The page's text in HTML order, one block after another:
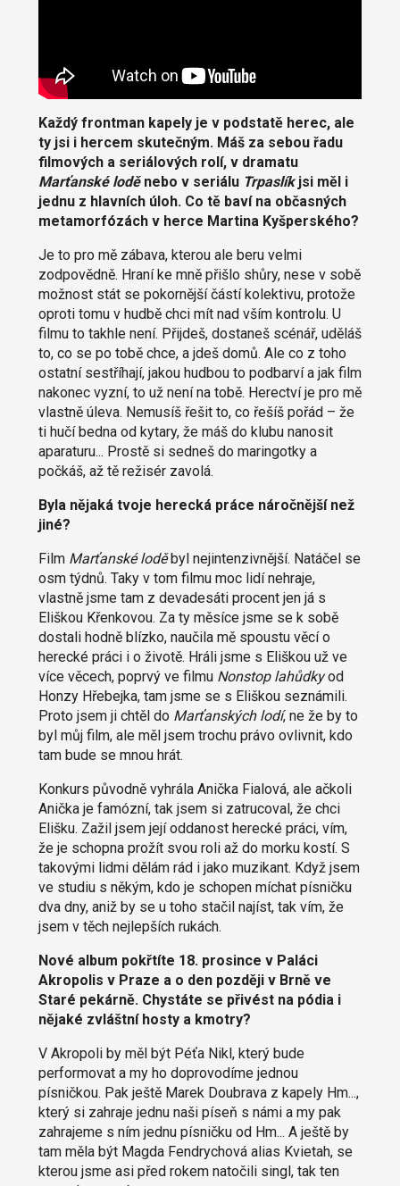
Každý frontman kapely je v podstatě herec, ale
ty jsi i hercem skutečným. Máš za sebou řadu
filmových a seriálových rolí, v dramatu
Marťanské loděnebo v seriálu Trpaslíkjsi měl i
jednu z hlavních úloh. Co tě baví na občasných
metamorfózách v herce Martina Kyšperského?
Je to pro mě zábava, kterou ale beru velmi
zodpovědně. Hraní ke mně přišlo shůry, nese v sobě
možnost stát se pokornější částí kolektivu, protože
oproti tomu v hudbě chci mít nad vším kontrolu. U
filmu to takhle není. Přijdeš, dostaneš scénář, uděláš
to, co se po tobě chce, a jdeš domů. Ale co z toho
ostatní sestříhají, jakou hudbou to podbarví a jak film
nakonec vyzní, to už není na tobě. Herectví je pro mě
vlastně úleva. Nemusíš řešit to, co řešíš pořád – že
ti hučí bedna od kytary, že máš do klubu nanosit
aparaturu... Prostě si sedneš do maringotky a
počkáš, až tě režisér zavolá.
Byla nějaká tvoje herecká práce náročnější než
jiné?
Film Marťanské loděbyl nejintenzivnější. Natáčel se
osm týdnů. Taky v tom filmu moc lidí nehraje,
vlastně jsme tam z devadesáti procent jen já s
Eliškou Křenkovou. Za ty měsíce jsme se k sobě
dostali hodně blízko, naučila mě spoustu věcí o
herecké práci i o životě. Hráli jsme s Eliškou už ve
více věcech, poprvý ve filmu Nonstop lahůdkyod
Honzy Hřebejka, tam jsme se s Eliškou seznámili.
Proto jsem ji chtěl do Marťanských lodí, ne že by to
byl můj film, ale měl jsem trochu právo ovlivnit, kdo
tam bude se mnou hrát.
Konkurs původně vyhrála Anička Fialová, ale ačkoli
Anička je famózní, tak jsem si zatrucoval, že chci
Elišku. Zažil jsem její oddanost herecké práci, vím,
že je schopna prožít svou roli až do morku kostí. S
takovými lidmi dělám rád i jako muzikant. Když jsem
ve studiu s někým, kdo je schopen míchat písničku
dva dny, aniž by se u toho stačil najíst, tak vím, že
jsem v těch nejlepších rukách.
Nové album pokřtíte 18. prosince v Paláci
Akropolis v Praze a o den později v Brně ve
Staré pekárně. Chystáte se přivést na pódia i
nějaké zvláštní hosty a kmotry?
V Akropoli by měl být Péťa Nikl, který bude
performovat a my ho doprovodíme jednou
písničkou. Pak ještě Marek Doubrava z kapely Hm...,
který si zahraje jednu naši píseň s námi a my pak
zahrajeme s ním jednu písničku od Hm... A ještě by
tam měla být Magda Fendrychová alias Kvietah, se
kterou jsme asi před rokem natočili singl, tak ten